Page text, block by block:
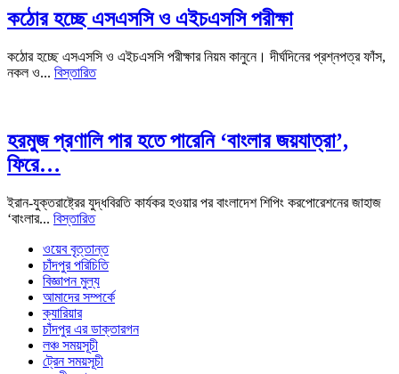
কঠোর হচ্ছে এসএসসি ও এইচএসসি পরীক্ষা
কঠোর হচ্ছে এসএসসি ও এইচএসসি পরীক্ষার নিয়ম কানুনে। দীর্ঘদিনের প্রশ্নপত্র ফাঁস,
নকল ও... বিস্তারিত
হরমুজ প্রণালি পার হতে পারেনি ‘বাংলার জয়যাত্রা’,
ফিরে…
ইরান-যুক্তরাষ্ট্রের যুদ্ধবিরতি কার্যকর হওয়ার পর বাংলাদেশ শিপিং করপোরেশনের জাহাজ
‘বাংলার... বিস্তারিত
ওয়েব বৃত্তান্ত
চাঁদপুর পরিচিতি
বিজ্ঞাপন মুল্য
আমাদের সম্পর্কে
ক্যারিয়ার
চাঁদপুর এর ডাক্তারগন
লঞ্চ সময়সূচী
ট্রেন সময়সূচী